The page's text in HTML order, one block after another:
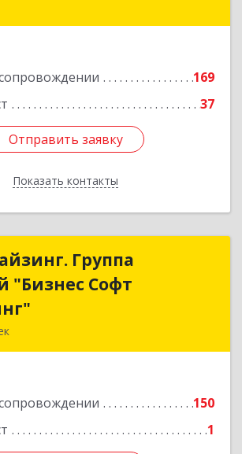
169
37
Отправить заявку
Показать контакты
Подробнее
Отправить заявку
Назад
Группа
"Бизнес Софт
150
1
1С:Франчайзинг. Группа
"Бизнес Софт
Подробнее